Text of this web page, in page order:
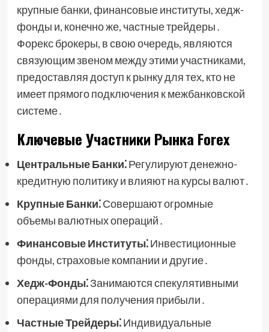
крупные банки, финансовые институты, хедж-
фонды и, конечно же, частные трейдеры․
Форекс брокеры, в свою очередь, являются
связующим звеном между этими участниками,
предоставляя доступ к рынку для тех, кто не
имеет прямого подключения к межбанковской
системе․
Ключевые Участники Рынка Forex
Центральные Банки⁚Регулируют денежно-
кредитную политику и влияют на курсы валют․
Крупные Банки⁚Совершают огромные
объемы валютных операций․
Финансовые Институты⁚Инвестиционные
фонды, страховые компании и другие․
Хедж-Фонды⁚Занимаются спекулятивными
операциями для получения прибыли․
Частные Трейдеры⁚Индивидуальные